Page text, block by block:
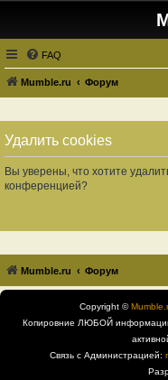
FAQ
Mumble.ru Форум
Удалить cookies
Вы уверены, что хотите
конференцией?
Mumble.ru Форум
Copyright ©
Копировние ЛЮБОЙ
Связь с Администрацией: